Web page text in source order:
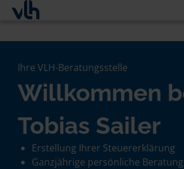
Ihre VLH-Beratungsstelle
Willkommen
Tobias Sailer
Erstellung Ihrer Steuererklärung
Ganzjährige persönliche Beratung